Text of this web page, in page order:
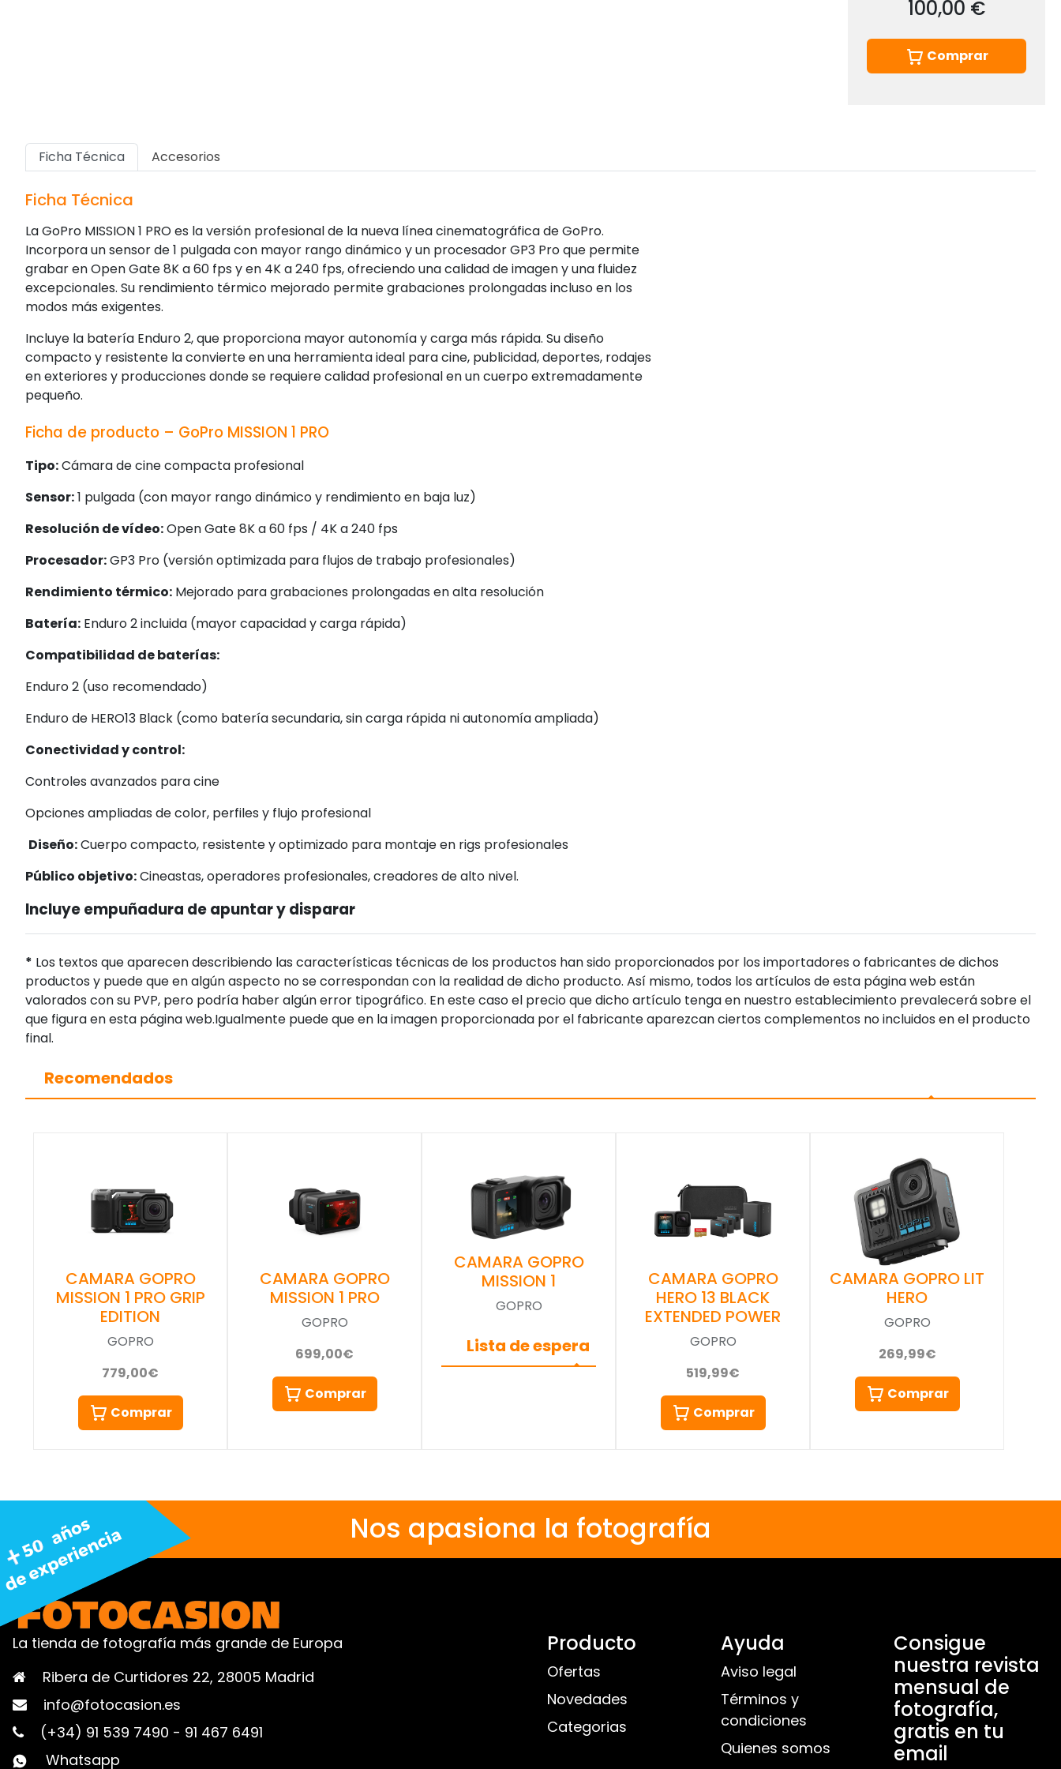
100,00 €
Comprar
Ficha Técnica Accesorios
Ficha Técnica
La GoPro MISSION 1 PRO es la versión profesional de la nueva línea cinematográfica de GoPro.
Incorpora un sensor de 1 pulgada con mayor rango dinámico y un procesador GP3 Pro que permite
grabar en Open Gate 8K a 60 fps y en 4K a 240 fps, ofreciendo una calidad de imagen y una fluidez
excepcionales. Su rendimiento térmico mejorado permite grabaciones prolongadas incluso en los
modos más exigentes.
Incluye la batería Enduro 2, que proporciona mayor autonomía y carga más rápida. Su diseño
compacto y resistente la convierte en una herramienta ideal para cine, publicidad, deportes, rodajes
en exteriores y producciones donde se requiere calidad profesional en un cuerpo extremadamente
pequeño.
Ficha de producto – GoPro MISSION 1 PRO
Tipo: Cámara de cine compacta profesional
Sensor: 1 pulgada (con mayor rango dinámico y rendimiento en baja luz)
Resolución de vídeo: Open Gate 8K a 60 fps / 4K a 240 fps
Procesador: GP3 Pro (versión optimizada para flujos de trabajo profesionales)
Rendimiento térmico: Mejorado para grabaciones prolongadas en alta resolución
Batería: Enduro 2 incluida (mayor capacidad y carga rápida)
Compatibilidad de baterías:
Enduro 2 (uso recomendado)
Enduro de HERO13 Black (como batería secundaria, sin carga rápida ni autonomía ampliada)
Conectividad y control:
Controles avanzados para cine
Opciones ampliadas de color, perfiles y flujo profesional
Diseño: Cuerpo compacto, resistente y optimizado para montaje en rigs profesionales
Público objetivo: Cineastas, operadores profesionales, creadores de alto nivel.
Incluye empuñadura de apuntar y disparar
* Los textos que aparecen describiendo las características técnicas de los productos han sido proporcionados por los importadores o fabricantes de dichos
productos y puede que en algún aspecto no se correspondan con la realidad de dicho producto. Así mismo, todos los artículos de esta página web están
valorados con su PVP, pero podría haber algún error tipográfico. En este caso el precio que dicho artículo tenga en nuestro establecimiento prevalecerá sobre el
que figura en esta página web.Igualmente puede que en la imagen proporcionada por el fabricante aparezcan ciertos complementos no incluidos en el producto
final.
Recomendados
CAMARA GOPRO
MISSION 1 PRO GRIP
EDITION
GOPRO
779,00€
Comprar
CAMARA GOPRO
MISSION 1 PRO
GOPRO
699,00€
Comprar
CAMARA GOPRO
MISSION 1
GOPRO
Lista de espera
CAMARA GOPRO
HERO 13 BLACK
EXTENDED POWER
GOPRO
519,99€
Comprar
CAMARA GOPRO LIT
HERO
GOPRO
269,99€
Comprar
Nos apasiona la fotografía
La tienda de fotografía más grande de Europa
Ribera de Curtidores 22, 28005 Madrid
info@fotocasion.es
(+34) 91 539 7490 - 91 467 6491
Whatsapp
Producto
Ofertas
Novedades
Categorias
Ayuda
Aviso legal
Términos y
condiciones
Quienes somos
Consigue
nuestra revista
mensual de
fotografía,
gratis en tu
email